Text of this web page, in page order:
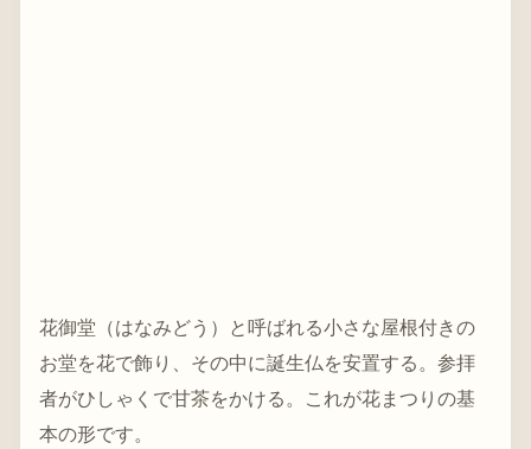
花御堂（はなみどう）と呼ばれる小さな屋根付きの
お堂を花で飾り、その中に誕生仏を安置する。参拝
者がひしゃくで甘茶をかける。これが花まつりの基
本の形です。